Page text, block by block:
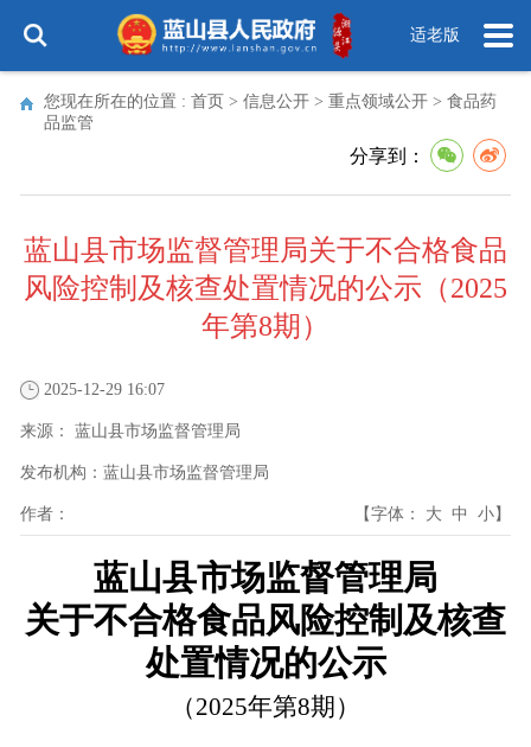
适老版
您现在所在的位置 : 首页 > 信息公开 > 重点领域公开 > 食品药
品监管
分享到：
蓝山县市场监督管理局关于不合格食品
风险控制及核查处置情况的公示（2025
年第8期）
2025-12-29 16:07
来源： 蓝山县市场监督管理局
发布机构： 蓝山县市场监督管理局
作者： 【字体： 大 中 小】
蓝山县市场监督管理局
关于不合格食品风险控制及核查
处置情况的公示
（2025年第8期）